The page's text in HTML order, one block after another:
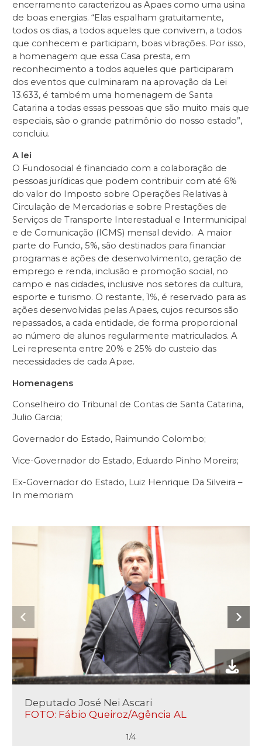
encerramento caracterizou as Apaes como uma usina
de boas energias. “Elas espalham gratuitamente,
todos os dias, a todos aqueles que convivem, a todos
que conhecem e participam, boas vibrações. Por isso,
a homenagem que essa Casa presta, em
reconhecimento a todos aqueles que participaram
dos eventos que culminaram na aprovação da Lei
13.633, é também uma homenagem de Santa
Catarina a todas essas pessoas que são muito mais que
especiais, são o grande patrimônio do nosso estado”,
concluiu.
A lei
O Fundosocial é financiado com a colaboração de
pessoas jurídicas que podem contribuir com até 6%
do valor do Imposto sobre Operações Relativas à
Circulação de Mercadorias e sobre Prestações de
Serviços de Transporte Interestadual e Intermunicipal
e de Comunicação (ICMS) mensal devido. A maior
parte do Fundo, 5%, são destinados para financiar
programas e ações de desenvolvimento, geração de
emprego e renda, inclusão e promoção social, no
campo e nas cidades, inclusive nos setores da cultura,
esporte e turismo. O restante, 1%, é reservado para as
ações desenvolvidas pelas Apaes, cujos recursos são
repassados, a cada entidade, de forma proporcional
ao número de alunos regularmente matriculados. A
Lei representa entre 20% e 25% do custeio das
necessidades de cada Apae.
Homenagens
Conselheiro do Tribunal de Contas de Santa Catarina,
Julio Garcia;
Governador do Estado, Raimundo Colombo;
Vice-Governador do Estado, Eduardo Pinho Moreira;
Ex-Governador do Estado, Luiz Henrique Da Silveira –
In memoriam
Deputado José Nei Ascari
FOTO: Fábio Queiroz/Agência AL
1/4